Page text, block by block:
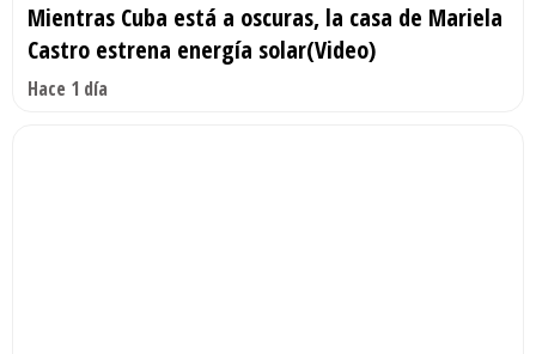
Mientras Cuba está a oscuras, la casa de Mariela
Castro estrena energía solar(Video)
Hace 1 día